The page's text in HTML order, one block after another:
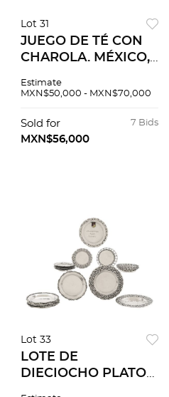
Lot 31
JUEGO DE TÉ CON
CHAROLA. MÉXICO,
en plata SANBORNS,
Piezas 6.
Estimate
MXN$50,000 - MXN$70,000
7 Bids
Sold for
MXN$56,000
Lot 33
LOTE DE
DIECIOCHO PLATOS.